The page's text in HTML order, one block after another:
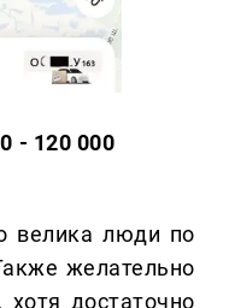
- 120 000
велика люди по
желательно
достаточно